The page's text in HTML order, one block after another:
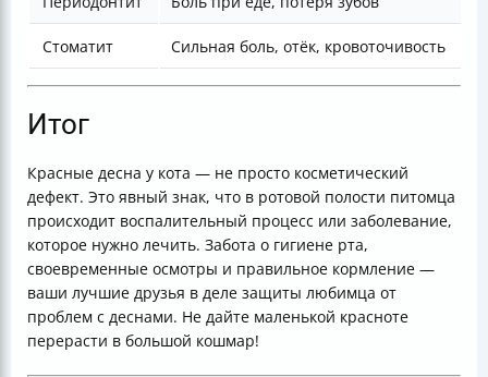
Стоматит Сильная боль, отёк, кровоточивость
Итог
Красные десна у кота — не просто косметический
дефект. Это явный знак, что в ротовой полости питомца
происходит воспалительный процесс или заболевание,
которое нужно лечить. Забота о гигиене рта,
своевременные осмотры и правильное кормление —
ваши лучшие друзья в деле защиты любимца от
проблем с деснами. Не дайте маленькой красноте
перерасти в большой кошмар!